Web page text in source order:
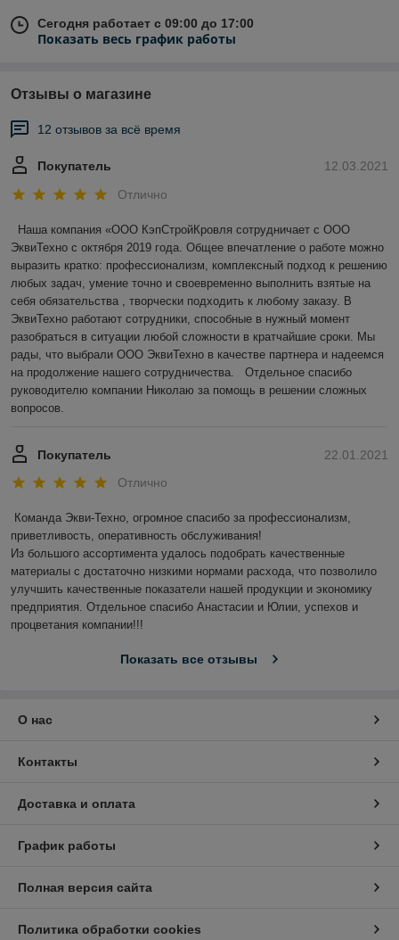
Сегодня работает с 09:00 до 17:00
Показать весь график работы
Отзывы о магазине
12 отзывов за всё время
12.03.2021
Покупатель
Отлично
Наша компания «ООО КэпСтройКровля сотрудничает с ООО
ЭквиТехно с октября 2019 года. Общее впечатление о работе можно
выразить кратко: профессионализм, комплексный подход к решению
любых задач, умение точно и своевременно выполнить взятые на
себя обязательства , творчески подходить к любому заказу. В
ЭквиТехно работают сотрудники, способные в нужный момент
разобраться в ситуации любой сложности в кратчайшие сроки. Мы
рады, что выбрали ООО ЭквиТехно в качестве партнера и надеемся
на продолжение нашего сотрудничества.   Отдельное спасибо
руководителю компании Николаю за помощь в решении сложных
вопросов.
22.01.2021
Покупатель
Отлично
Команда Экви-Техно, огромное спасибо за профессионализм,
приветливость, оперативность обслуживания!
Из большого ассортимента удалось подобрать качественные
материалы с достаточно низкими нормами расхода, что позволило
улучшить качественные показатели нашей продукции и экономику
предприятия. Отдельное спасибо Анастасии и Юлии, успехов и
процветания компании!!!
Показать все отзывы
О нас
Контакты
Доставка и оплата
График работы
Полная версия сайта
Политика обработки cookies